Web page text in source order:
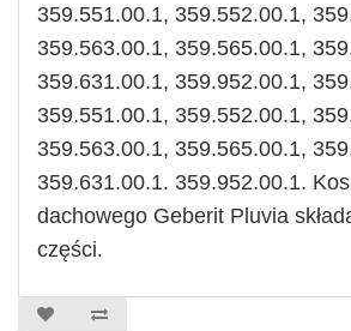
359.551.00.1, 359.552.00.1,
359.563.00.1, 359.565.00.1,
359.631.00.1, 359.952.00.1,
359.551.00.1, 359.552.00.1,
359.563.00.1, 359.565.00.1,
359.631.00.1. 359.952.00.1.
dachowego Geberit Pluvia
części.